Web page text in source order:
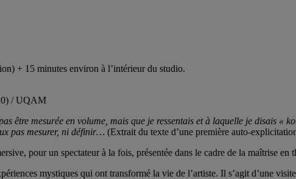
+ 15 minutes environ à l’intérieur du studio.
/ UQAM
être mesurée en volume, mais que je ressentais et à laquelle je disais «
pas mesurer, ni définir… (Extrait du texte d’une première auto-
pour un spectateur à la fois, présentée dans le cadre de la maîtrise en
mystiques qui ont transformé la vie de l’artiste. Il s’agit d’une